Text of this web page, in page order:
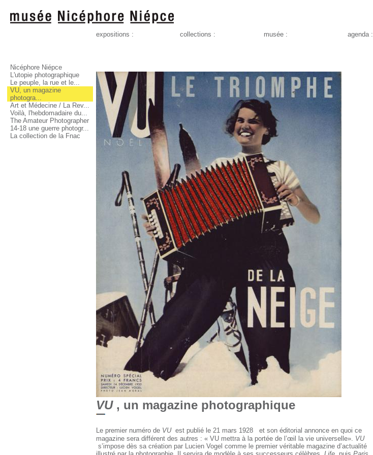
expositions : collections : musée : agenda :
Nicéphore Niépce
L'utopie photographique
Le peuple, la rue et le...
VU, un magazine
photogra...
Art et Médecine / La Rev...
Voilà, l'hebdomadaire du...
The Amateur Photographer
14-18 une guerre photogr...
La collection de la Fnac
VU, un magazine photographique
Le premier numéro de VUest publié le 21 mars 1928 et son éditorial annonce en quoi ce
magazine sera différent des autres : « VU mettra à la portée de l’œil la vie universelle». VU
s’impose dès sa création par Lucien Vogel comme le premier véritable magazine d’actualité